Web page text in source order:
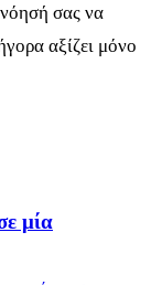
σας να
αξίζει μόνο
μία